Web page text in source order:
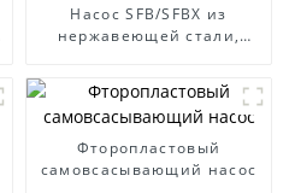
Насос SFB/SFBX из
нержавеющей стали,
Фторопластовый
самовсасывающий насос